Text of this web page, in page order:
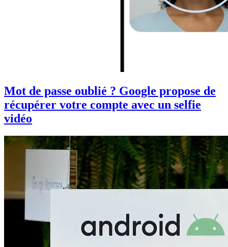
Mot de passe oublié ? Google propose de
récupérer votre compte avec un selfie
vidéo